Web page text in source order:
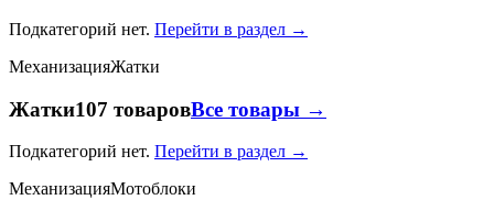
Подкатегорий нет. Перейти в раздел →
МеханизацияЖатки
Жатки107 товаровВсе товары →
Подкатегорий нет. Перейти в раздел →
МеханизацияМотоблоки